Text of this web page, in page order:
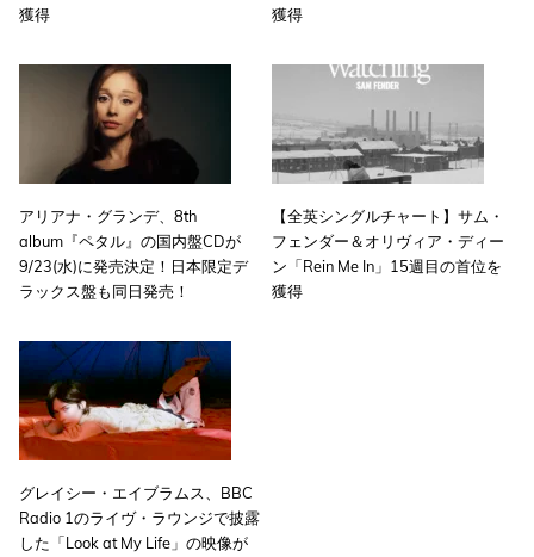
獲得
獲得
アリアナ・グランデ、8th
album『ペタル』の国内盤CDが
9/23(水)に発売決定！日本限定デ
ラックス盤も同日発売！
【全英シングルチャート】サム・
フェンダー＆オリヴィア・ディー
ン「Rein Me In」15週目の首位を
獲得
グレイシー・エイブラムス、BBC
Radio 1のライヴ・ラウンジで披露
した「Look at My Life」の映像が